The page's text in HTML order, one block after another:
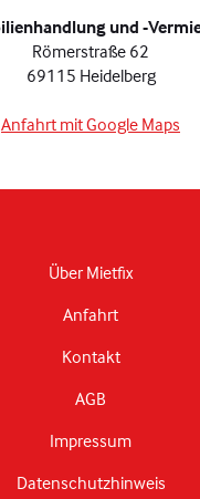
und -
Römerstraße 62
69115 Heidelberg
Anfahrt mit Google Maps
Über Mietfix
Anfahrt
Kontakt
AGB
Impressum
Datenschutzhinweis